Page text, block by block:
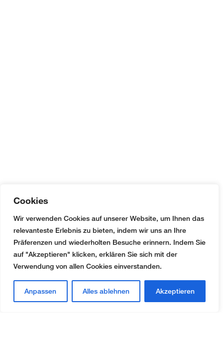
Cookies
Wir verwenden Cookies auf unserer Website, um Ihnen das
relevanteste Erlebnis zu bieten, indem wir uns an Ihre
Präferenzen und wiederholten Besuche erinnern. Indem Sie
auf "Akzeptieren" klicken, erklären Sie sich mit der
Verwendung von allen Cookies einverstanden.
Anpassen Alles ablehnen Akzeptieren